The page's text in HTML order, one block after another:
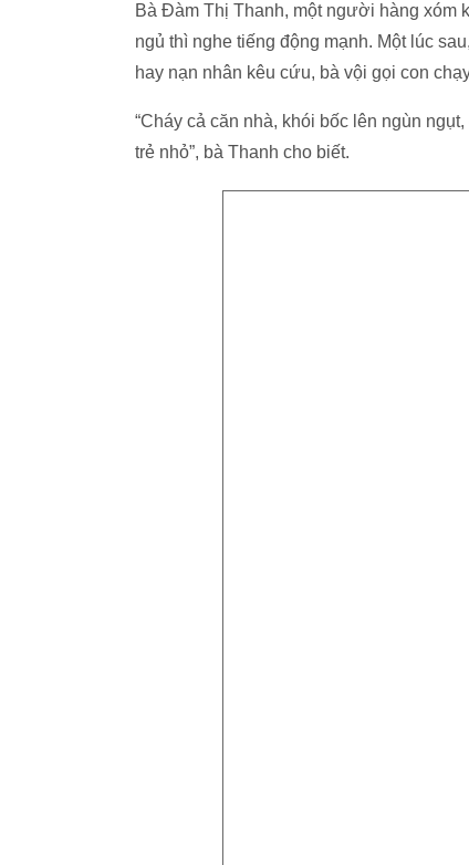
Bà Đàm Thị Thanh, một người hàng xóm
ngủ thì nghe tiếng động mạnh. Một lúc
hay nạn nhân kêu cứu, bà vội gọi con
“Cháy cả căn nhà, khói bốc lên ngùn
trẻ nhỏ”, bà Thanh cho biết.